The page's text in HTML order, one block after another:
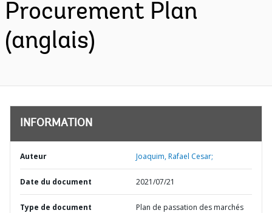
Procurement Plan
(anglais)
INFORMATION
Auteur Joaquim, Rafael Cesar;
Date du document 2021/07/21
Type de document Plan de passation des marchés